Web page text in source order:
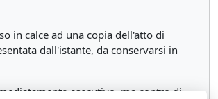
in calce ad una copia dell'atto di
dall'istante, da conservarsi in
esecutivo, ma contro di